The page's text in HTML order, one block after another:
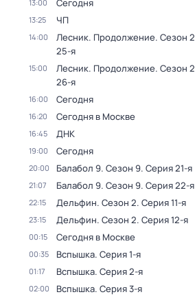
13:00 Сегодня
13:25 ЧП
14:00 Лесник. Продолжение. Сезон 2
25-я
15:00 Лесник. Продолжение. Сезон 2
26-я
16:00 Сегодня
16:20 Сегодня в Москве
16:45 ДНК
19:00 Сегодня
20:00 Балабол 9. Сезон 9. Серия 21-я
21:07 Балабол 9. Сезон 9. Серия 22-я
22:15 Дельфин. Сезон 2. Серия 11-я
23:15 Дельфин. Сезон 2. Серия 12-я
00:15 Сегодня в Москве
00:35 Вспышка. Серия 1-я
01:17 Вспышка. Серия 2-я
02:00 Вспышка. Серия 3-я